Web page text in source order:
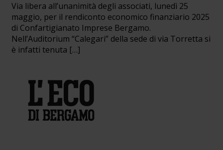
Via libera all’unanimità degli associati, lunedì 25
maggio, per il rendiconto economico finanziario 2025
di Confartigianato Imprese Bergamo.
Nell’Auditorium “Calegari” della sede di via Torretta si
è infatti tenuta […]